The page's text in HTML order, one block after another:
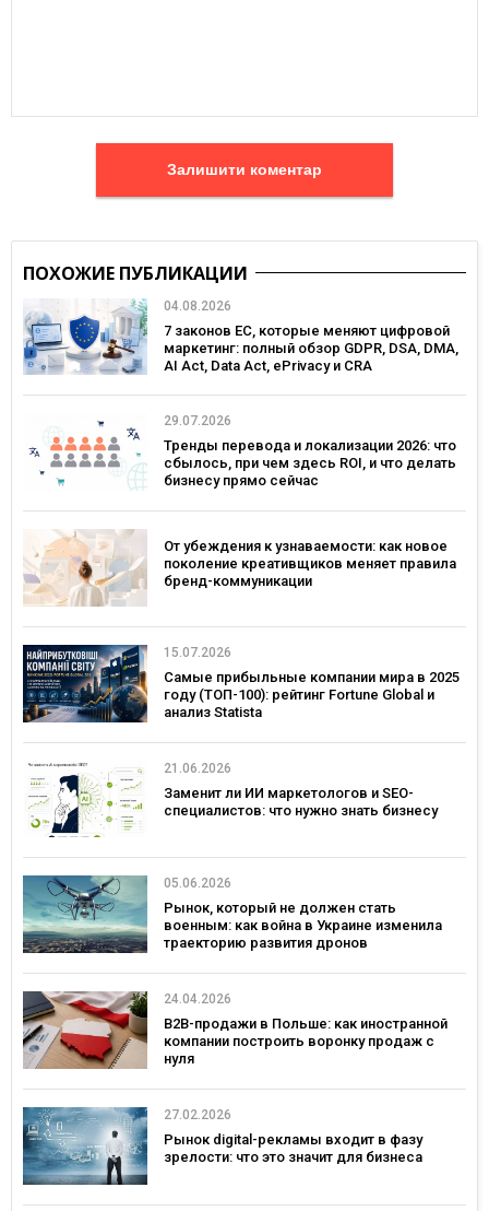
Залишити коментар
ПОХОЖИЕ ПУБЛИКАЦИИ
04.08.2026
7 законов ЕС, которые меняют цифровой
маркетинг: полный обзор GDPR, DSA, DMA,
AI Act, Data Act, ePrivacy и CRA
29.07.2026
Тренды перевода и локализации 2026: что
сбылось, при чем здесь ROI, и что делать
бизнесу прямо сейчас
От убеждения к узнаваемости: как новое
поколение креативщиков меняет правила
бренд-коммуникации
15.07.2026
Самые прибыльные компании мира в 2025
году (ТОП-100): рейтинг Fortune Global и
анализ Statista
21.06.2026
Заменит ли ИИ маркетологов и SEO-
специалистов: что нужно знать бизнесу
05.06.2026
Рынок, который не должен стать
военным: как война в Украине изменила
траекторию развития дронов
24.04.2026
B2B-продажи в Польше: как иностранной
компании построить воронку продаж с
нуля
27.02.2026
Рынок digital-рекламы входит в фазу
зрелости: что это значит для бизнеса